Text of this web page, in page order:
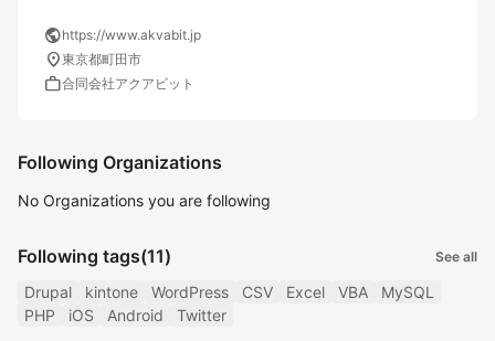
publichttps://www.akvabit.jp
location_on東京都町田市
work合同会社アクアビット
Following Organizations
No Organizations you are following
Following tags(11) See all
Drupal kintone WordPress CSV Excel VBA
MySQL
PHP
iOS Android Twitter